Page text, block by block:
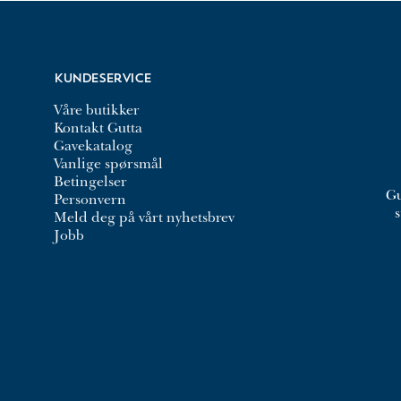
Kundeservice
Våre butikker
Kontakt Gutta
Gavekatalog
Vanlige spørsmål
Betingelser
Personvern
Meld deg på vårt nyhetsbrev
Jobb